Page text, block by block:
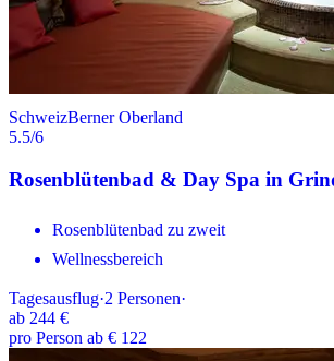
SchweizBerner Oberland
5.5/6
Rosenblütenbad & Day Spa in
Rosenblütenbad zu zweit
Wellnessbereich
Tagesausflug·2 Personen·
ab 244 €
pro Person ab € 122